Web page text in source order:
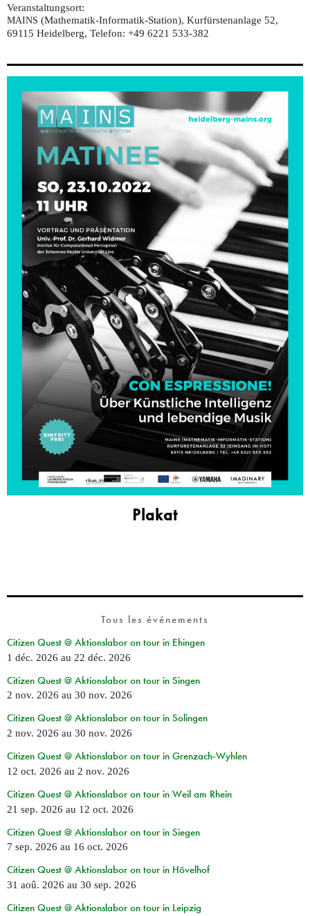
Veranstaltungsort:
MAINS (Mathematik-Informatik-Station), Kurfürstenanlage 52,
69115 Heidelberg, Telefon: +49 6221 533-382
Plakat
Tous les événements
Citizen Quest @ Aktionslabor on tour in Ehingen
1 déc. 2026 au 22 déc. 2026
Citizen Quest @ Aktionslabor on tour in Singen
2 nov. 2026 au 30 nov. 2026
Citizen Quest @ Aktionslabor on tour in Solingen
2 nov. 2026 au 30 nov. 2026
Citizen Quest @ Aktionslabor on tour in Grenzach-Wyhlen
12 oct. 2026 au 2 nov. 2026
Citizen Quest @ Aktionslabor on tour in Weil am Rhein
21 sep. 2026 au 12 oct. 2026
Citizen Quest @ Aktionslabor on tour in Siegen
7 sep. 2026 au 16 oct. 2026
Citizen Quest @ Aktionslabor on tour in Hövelhof
31 aoû. 2026 au 30 sep. 2026
Citizen Quest @ Aktionslabor on tour in Leipzig